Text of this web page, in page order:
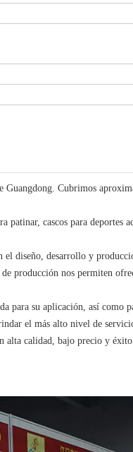
Guangdong. Cubrimos
patinar, cascos para deportes
el diseño, desarrollo y
de producción nos permiten
para su aplicación, así como
el más alto nivel de
alta calidad, bajo precio y